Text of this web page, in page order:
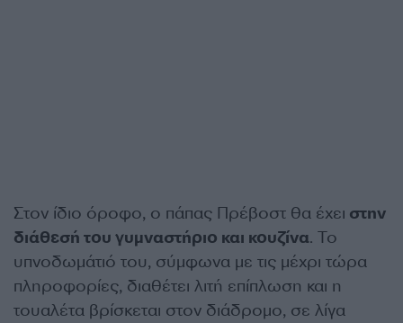
Στον ίδιο όροφο, ο πάπας Πρέβοστ θα έχει στην
διάθεσή του γυμναστήριο και κουζίνα. Το
υπνοδωμάτιό του, σύμφωνα με τις μέχρι τώρα
πληροφορίες, διαθέτει λιτή επίπλωση και η
τουαλέτα βρίσκεται στον διάδρομο, σε λίγα